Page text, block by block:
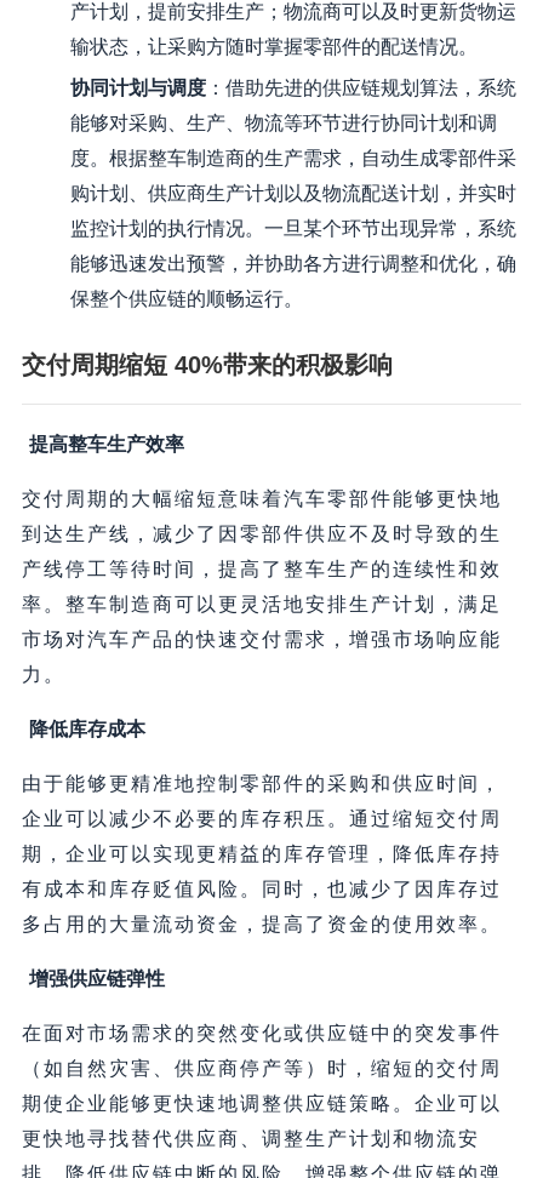
产计划，提前安排生产；物流商可以及时更新货物运
输状态，让采购方随时掌握零部件的配送情况。
协同计划与调度：借助先进的供应链规划算法，系统
能够对采购、生产、物流等环节进行协同计划和调
度。根据整车制造商的生产需求，自动生成零部件采
购计划、供应商生产计划以及物流配送计划，并实时
监控计划的执行情况。一旦某个环节出现异常，系统
能够迅速发出预警，并协助各方进行调整和优化，确
保整个供应链的顺畅运行。
交付周期缩短 40%带来的积极影响
提高整车生产效率
交付周期的大幅缩短意味着汽车零部件能够更快地
到达生产线，减少了因零部件供应不及时导致的生
产线停工等待时间，提高了整车生产的连续性和效
率。整车制造商可以更灵活地安排生产计划，满足
市场对汽车产品的快速交付需求，增强市场响应能
力。
降低库存成本
由于能够更精准地控制零部件的采购和供应时间，
企业可以减少不必要的库存积压。通过缩短交付周
期，企业可以实现更精益的库存管理，降低库存持
有成本和库存贬值风险。同时，也减少了因库存过
多占用的大量流动资金，提高了资金的使用效率。
增强供应链弹性
在面对市场需求的突然变化或供应链中的突发事件
（如自然灾害、供应商停产等）时，缩短的交付周
期使企业能够更快速地调整供应链策略。企业可以
更快地寻找替代供应商、调整生产计划和物流安
排，降低供应链中断的风险，增强整个供应链的弹